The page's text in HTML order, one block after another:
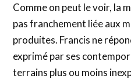
Comme on peut le voir, la
pas franchement liée aux
produites. Francis ne
exprimé par ses
terrains plus ou moins